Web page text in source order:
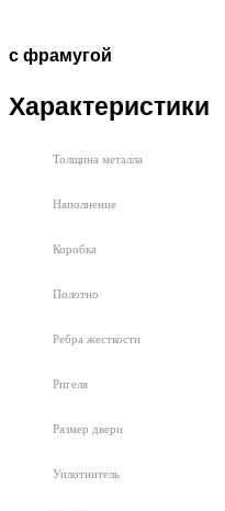
с фрамугой
Характеристики
Толщина металла
Наполнение
Коробка
Полотно
Ребра жесткости
Ригеля
Размер двери
Уплотнитель